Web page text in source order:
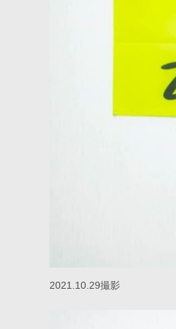
2021.10.29撮影